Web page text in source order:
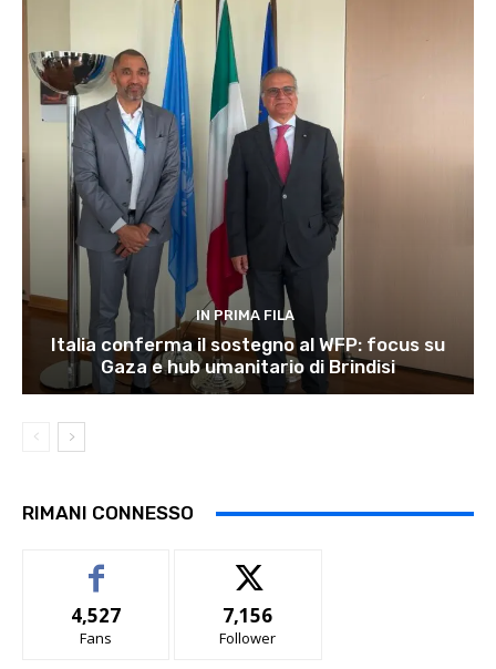
IN PRIMA FILA
Italia conferma il sostegno al WFP: focus su
Gaza e hub umanitario di Brindisi
RIMANI CONNESSO
4,527
Fans
7,156
Follower